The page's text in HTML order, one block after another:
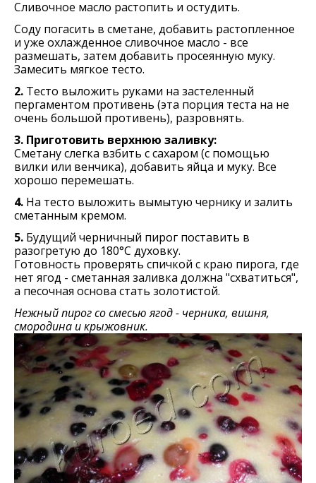
Сливочное масло растопить и остудить.
Соду погасить в сметане, добавить растопленное
и уже охлажденное сливочное масло - все
размешать, затем добавить просеянную муку.
Замесить мягкое тесто.
2. Тесто выложить руками на застеленный
пергаментом противень (эта порция теста на не
очень большой противень), разровнять.
3. Приготовить верхнюю заливку:
Сметану слегка взбить с сахаром (с помощью
вилки или венчика), добавить яйца и муку. Все
хорошо перемешать.
4. На тесто выложить вымытую чернику и залить
сметанным кремом.
5. Будущий черничный пирог поставить в
разогретую до 180°C духовку.
Готовность проверять спичкой с краю пирога, где
нет ягод - сметанная заливка должна "схватиться",
а песочная основа стать золотистой.
Нежный пирог со смесью ягод - черника, вишня,
смородина и крыжовник.